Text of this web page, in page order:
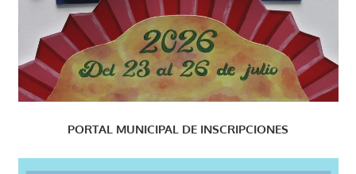
PORTAL MUNICIPAL DE INSCRIPCIONES